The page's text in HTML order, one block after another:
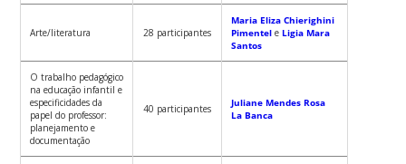
Arte/literatura 28 participantes
Maria Eliza Chierighini
Pimentel eLigia Mara
Santos
O trabalho pedagógico
na educação infantil e
especificidades da
papel do professor:
planejamento e
documentação
40 participantes
Juliane Mendes Rosa
La Banca